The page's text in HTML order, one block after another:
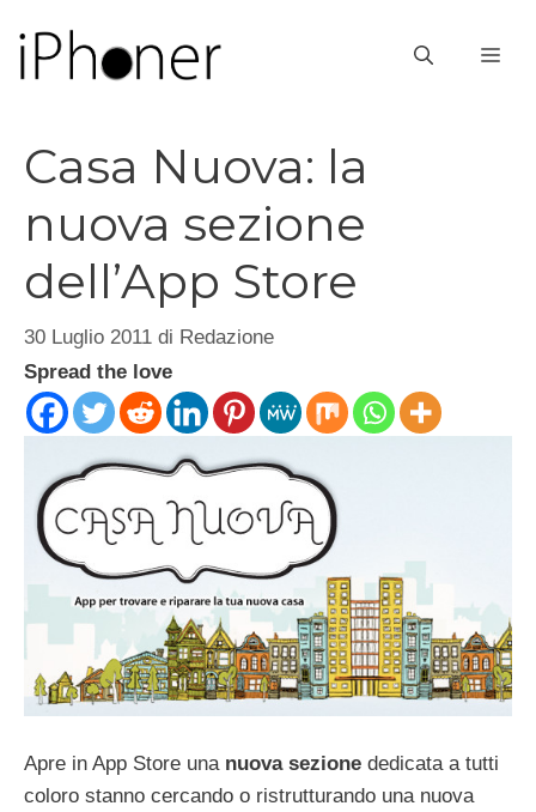
contenuto
Casa Nuova: la
nuova sezione
dell’App Store
30 Luglio 2011 di Redazione
Spread the love
Apre in App Store una nuova sezione dedicata a tutti
coloro stanno cercando o ristrutturando una nuova